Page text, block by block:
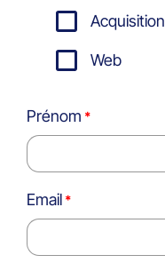
Acquisition
Web
Prénom
Email